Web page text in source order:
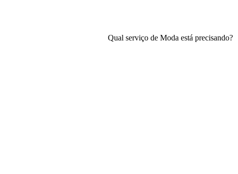
Qual serviço de Moda está precisando?